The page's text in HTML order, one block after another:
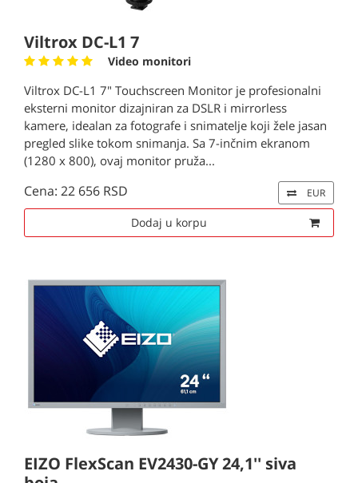
Viltrox DC-L1 7
Video monitori
Viltrox DC-L1 7" Touchscreen Monitor je profesionalni
eksterni monitor dizajniran za DSLR i mirrorless
kamere, idealan za fotografe i snimatelje koji žele jasan
pregled slike tokom snimanja. Sa 7-inčnim ekranom
(1280 x 800), ovaj monitor pruža...
Cena: 22 656 RSD EUR
Dodaj u korpu
EIZO FlexScan EV2430-GY 24,1'' siva